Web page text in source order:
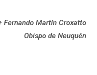
Fernando Martín Croxatto
Obispo de Neuquén